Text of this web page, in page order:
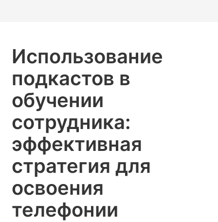
Использование
подкастов в
обучении
сотрудника:
эффективная
стратегия для
освоения
телефонии